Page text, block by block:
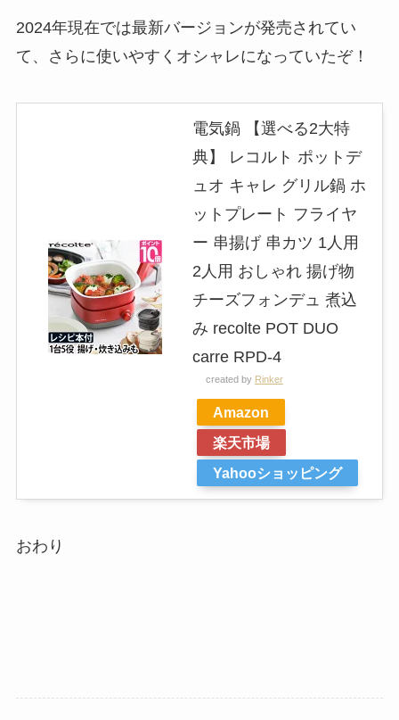
2024年現在では最新バージョンが発売されてい
て、さらに使いやすくオシャレになっていたぞ！
電気鍋 【選べる2大特
典】 レコルト ポットデ
ュオ キャレ グリル鍋 ホ
ットプレート フライヤ
ー 串揚げ 串カツ 1人用
2人用 おしゃれ 揚げ物
チーズフォンデュ 煮込
み recolte POT DUO
carre RPD-4
created by Rinker
Amazon
楽天市場
Yahooショッピング
おわり